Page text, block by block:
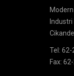
Industri
Tel:
Fax: